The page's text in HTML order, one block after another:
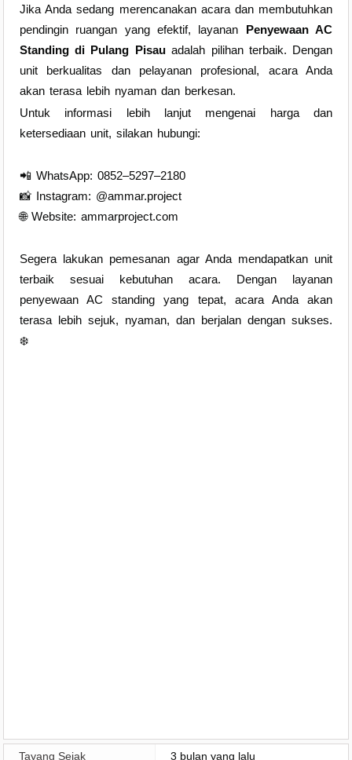
Jika Anda sedang merencanakan acara dan membutuhkan
pendingin ruangan yang efektif, layanan Penyewaan AC
Standing di Pulang Pisauadalah pilihan terbaik. Dengan
unit berkualitas dan pelayanan profesional, acara Anda
akan terasa lebih nyaman dan berkesan.
Untuk informasi lebih lanjut mengenai harga dan
ketersediaan unit, silakan hubungi:
📲 WhatsApp: 0852–5297–2180
📸 Instagram: @ammar.project
🌐 Website: ammarproject.com
Segera lakukan pemesanan agar Anda mendapatkan unit
terbaik sesuai kebutuhan acara. Dengan layanan
penyewaan AC standing yang tepat, acara Anda akan
terasa lebih sejuk, nyaman, dan berjalan dengan sukses.
❄️
Tayang Sejak
3 bulan yang lalu